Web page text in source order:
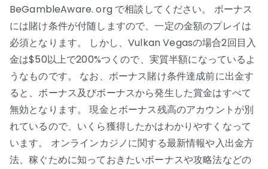
BeGambleAware. org で相談してください。 ボーナス
には賭け条件が付随しますので、一定の金額のプレイは
必須となります。 しかし、Vulkan Vegasの場合2回目入
金は$50以上で200%つくので、実質半額になっているよ
うなものです。 なお、ボーナス賭け条件達成前に出金す
ると、ボーナス及びボーナスから発生した賞金はすべて
無効となります。 現金とボーナス残高のアカウントが別
れているので、いくら獲得したかはわかりやすくなって
います。 オンラインカジノに関する最新情報や入出金方
法、稼ぐために知っておきたいボーナスや攻略法などの